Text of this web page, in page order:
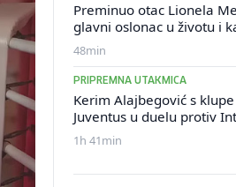
Preminuo otac Lionela
glavni oslonac u životu i
48min
PRIPREMNA UTAKMICA
Kerim Alajbegović s
Juventus u duelu protiv
1h 41min